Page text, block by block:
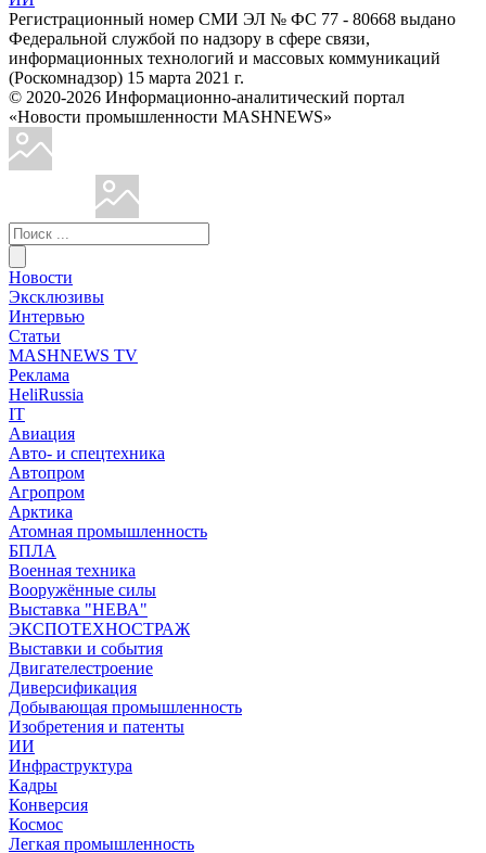
Регистрационный номер СМИ ЭЛ № ФС 77 - 80668 выдано
Федеральной службой по надзору в сфере связи,
информационных технологий и массовых коммуникаций
(Роскомнадзор) 15 марта 2021 г.
© 2020-2026 Информационно-аналитический портал
«Новости промышленности MASHNEWS»
Новости
Эксклюзивы
Интервью
Статьи
MASHNEWS TV
Реклама
HeliRussia
IT
Авиация
Авто- и спецтехника
Автопром
Агропром
Арктика
Атомная промышленность
БПЛА
Военная техника
Вооружённые силы
Выставка "НЕВА"
ЭКСПОТЕХНОСТРАЖ
Выставки и события
Двигателестроение
Диверсификация
Добывающая промышленность
Изобретения и патенты
ИИ
Инфраструктура
Кадры
Конверсия
Космос
Легкая промышленность